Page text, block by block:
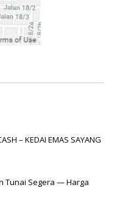
– KEDAI EMAS SAYANG
Tunai Segera — Harga